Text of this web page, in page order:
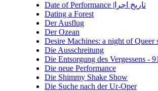
Date of Performance |تاریخ اجرا
Dating a Forest
Der Ausflug
Der Ozean
Desire Machines: a night of Queer
Die Ausschreitung
Die Entsorgung des Vergessens -
Die neue Performance
Die Shimmy Shake Show
Die Suche nach der Ur-Oper